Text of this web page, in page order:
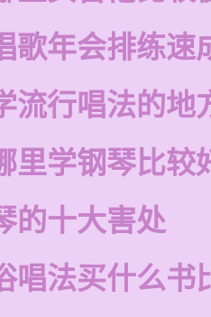
歌年会排练速
流行唱法的地
里学钢琴比较
的十大害处
唱法买什么书